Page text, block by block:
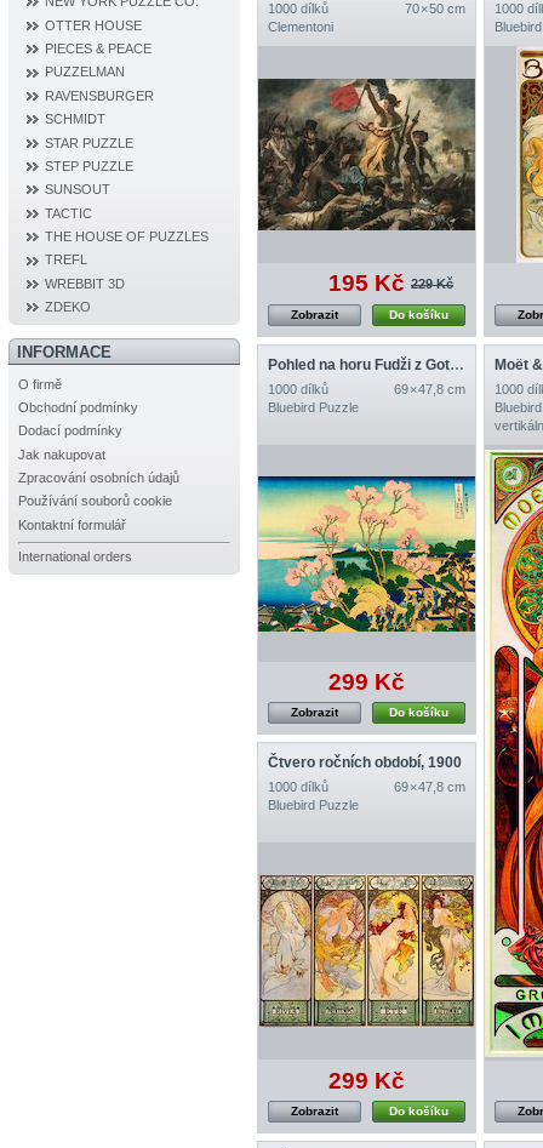
OTTER HOUSE
PIECES & PEACE
PUZZELMAN
RAVENSBURGER
SCHMIDT
STAR PUZZLE
STEP PUZZLE
SUNSOUT
TACTIC
THE HOUSE OF PUZZLES
TREFL
WREBBIT 3D
ZDEKO
INFORMACE
O firmě
Obchodní podmínky
Dodací podmínky
Jak nakupovat
Zpracování osobních údajů
Používání souborů cookie
Kontaktní formulář
International orders
1000 dílků
70 × 50 cm
Clementoni
195 Kč 229 Kč
Do košíku
Zobrazit
1000
Pohled na horu Fudži z Gotenjamy, 1832
1000 dílků
69 × 47,8 cm
Bluebird Puzzle
299 Kč
Do košíku
Zobrazit
1000
Čtvero ročních období, 1900
1000 dílků
69 × 47,8 cm
Bluebird Puzzle
299 Kč
Do košíku
Zobrazit